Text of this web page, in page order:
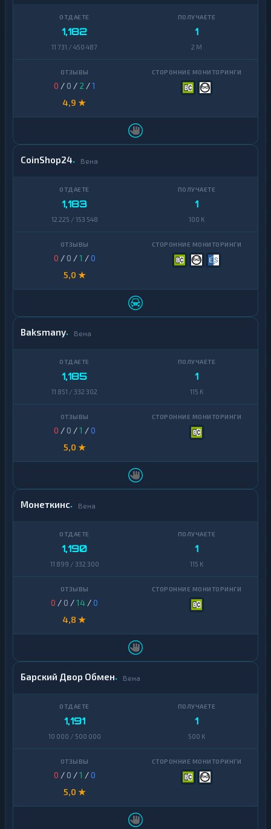
1,182
11 731 / 450 487
1
2 M
0 / 0 / 2 /1
4,9 ★
CoinShop24 Вена
1,183
12 225 / 153 548
1
100 K
0 / 0 /1 /0
5,0 ★
Baksmany Вена
1,185
11 851 / 332 302
1
115 K
0 / 0 /1 /0
5,0 ★
Монеткинс Вена
1,190
11 899 / 332 300
1
115 K
0 / 0 /14 /0
4,8 ★
Барский Двор Обмен Вена
1,191
10 000 / 500 000
1
500 K
0 / 0 /1 /0
5,0 ★